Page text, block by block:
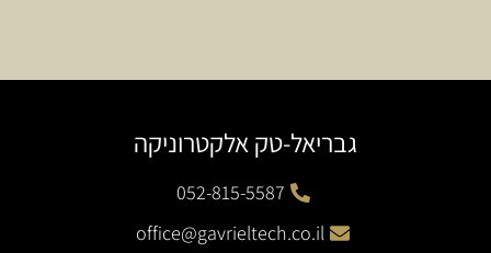
גבריאל-טק אלקטרוניקה
052-815-5587
office@gavrieltech.co.il